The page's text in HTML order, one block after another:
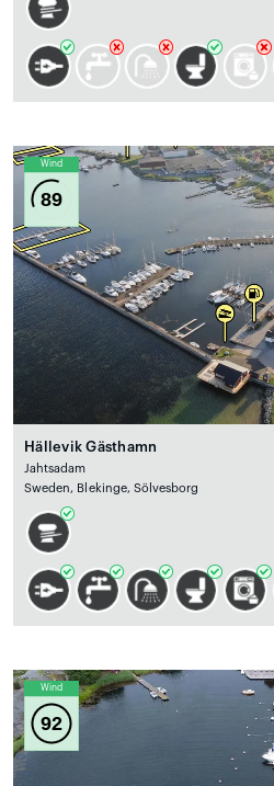
Wind
89
Hällevik Gästhamn
Jahtsadam
Sweden, Blekinge, Sölvesborg
Wind
92